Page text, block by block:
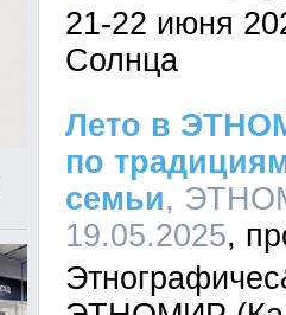
21-22 июня
Солнца
Лето в
по
семьи,
19.05.2025